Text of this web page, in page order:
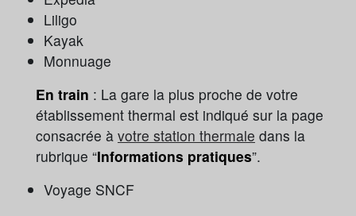
Liligo
Kayak
Monnuage
En train : La gare la plus proche de votre
établissement thermal est indiqué sur la page
consacrée à votre station thermale dans la
rubrique “Informations pratiques”.
Voyage SNCF